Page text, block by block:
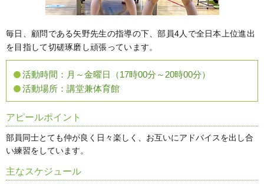
毎日、顧問である矢野先生の指導の下、部員4人で全日本上位進出
を目指して切磋琢磨し頑張っています。
活動時間： 月～金曜日（17時00分～20時00分）
活動場所： 講堂兼体育館
アピールポイント
部員同士とても仲が良く日々楽しく、お互いにアドバイスを出し合
い練習をしています。
主なスケジュール